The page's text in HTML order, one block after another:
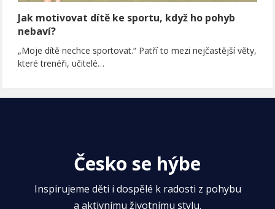
Jak motivovat dítě ke sportu, když ho pohyb
nebaví?
„Moje dítě nechce sportovat.“ Patří to mezi nejčastější věty,
které trenéři, učitelé…
Česko se hýbe
Inspirujeme děti i dospělé k radosti z pohybu
a aktivnímu životnímu stylu.